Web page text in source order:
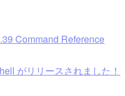
Command Reference
がリリースされました！